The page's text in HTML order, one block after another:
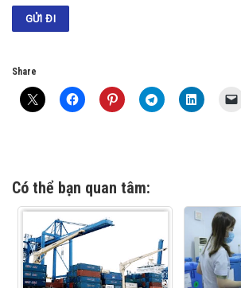
Share
Có thể bạn quan tâm: